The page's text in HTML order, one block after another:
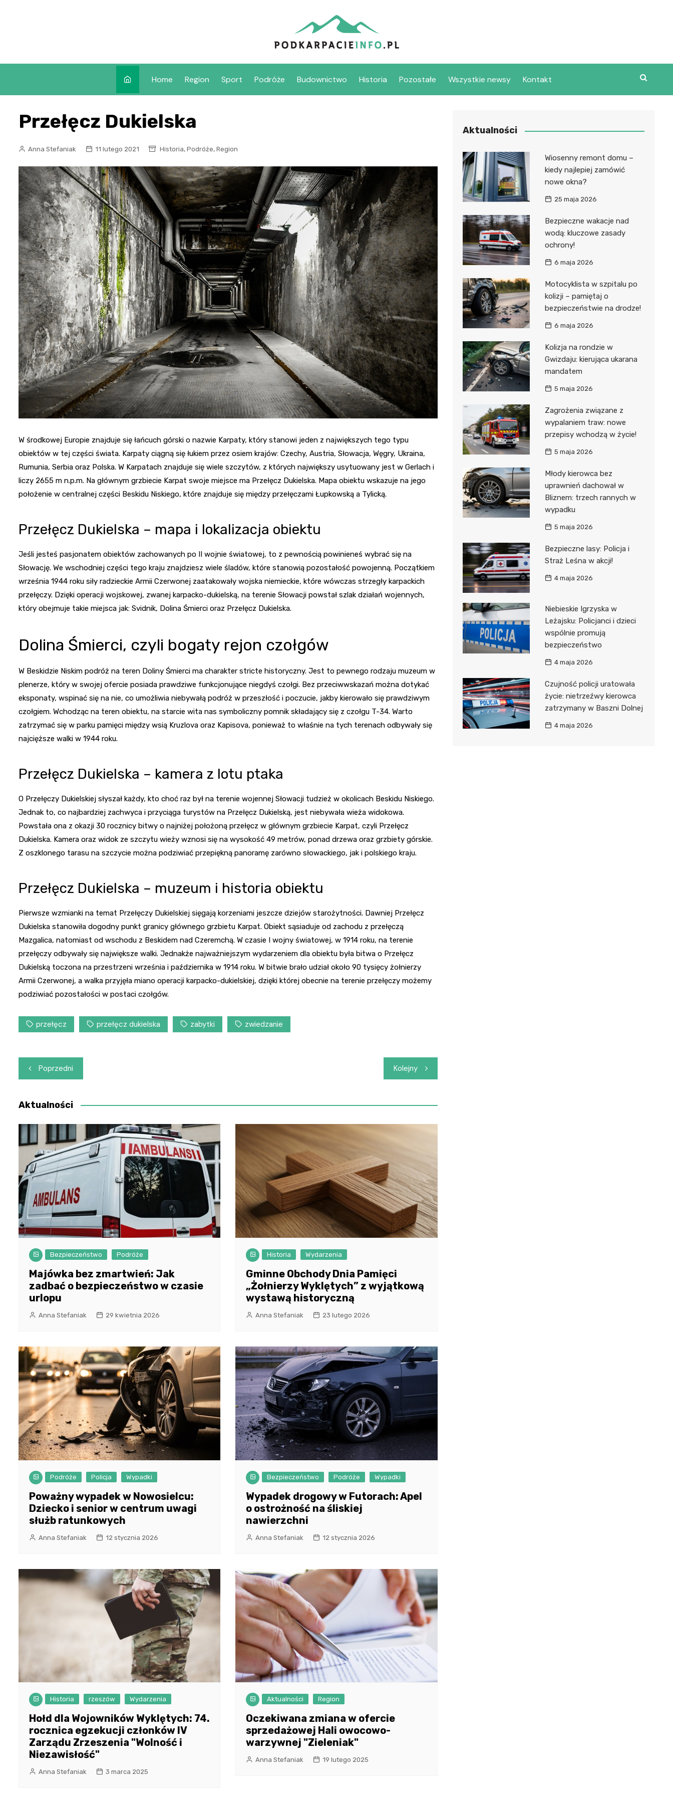
Home Region Sport Podróże Budownictwo Historia Pozostałe Wszystkie newsy Kontakt
Przełęcz Dukielska
Anna Stefaniak 11 lutego 2021 Historia, Podróże, Region
W środkowej Europie znajduje się łańcuch górski o nazwie Karpaty, który stanowi jeden z największych tego typu
obiektów w tej części świata. Karpaty ciągną się łukiem przez osiem krajów: Czechy, Austria, Słowacja, Węgry, Ukraina,
Rumunia, Serbia oraz Polska. W Karpatach znajduje się wiele szczytów, z których największy usytuowany jest w Gerlach i
liczy 2655 m n.p.m. Na głównym grzbiecie Karpat swoje miejsce ma Przełęcz Dukielska. Mapa obiektu wskazuje na jego
położenie w centralnej części Beskidu Niskiego, które znajduje się między przełęczami Łupkowską a Tylicką.
Przełęcz Dukielska – mapa i lokalizacja obiektu
Jeśli jesteś pasjonatem obiektów zachowanych po II wojnie światowej, to z pewnością powinieneś wybrać się na
Słowację. We wschodniej części tego kraju znajdziesz wiele śladów, które stanowią pozostałość powojenną. Początkiem
września 1944 roku siły radzieckie Armii Czerwonej zaatakowały wojska niemieckie, które wówczas strzegły karpackich
przełęczy. Dzięki operacji wojskowej, zwanej karpacko-dukielską, na terenie Słowacji powstał szlak działań wojennych,
który obejmuje takie miejsca jak: Svidnik, Dolina Śmierci oraz Przełęcz Dukielska.
Dolina Śmierci, czyli bogaty rejon czołgów
W Beskidzie Niskim podróż na teren Doliny Śmierci ma charakter stricte historyczny. Jest to pewnego rodzaju muzeum w
plenerze, który w swojej ofercie posiada prawdziwe funkcjonujące niegdyś czołgi. Bez przeciwwskazań można dotykać
eksponaty, wspinać się na nie, co umożliwia niebywałą podróż w przeszłość i poczucie, jakby kierowało się prawdziwym
czołgiem. Wchodząc na teren obiektu, na starcie wita nas symboliczny pomnik składający się z czołgu T-34. Warto
zatrzymać się w parku pamięci między wsią Kruzlova oraz Kapisova, ponieważ to właśnie na tych terenach odbywały się
najcięższe walki w 1944 roku.
Przełęcz Dukielska – kamera z lotu ptaka
O Przełęczy Dukielskiej słyszał każdy, kto choć raz był na terenie wojennej Słowacji tudzież w okolicach Beskidu Niskiego.
Jednak to, co najbardziej zachwyca i przyciąga turystów na Przełęcz Dukielską, jest niebywała wieża widokowa.
Powstała ona z okazji 30 rocznicy bitwy o najniżej położoną przełęcz w głównym grzbiecie Karpat, czyli Przełęcz
Dukielska. Kamera oraz widok ze szczytu wieży wznosi się na wysokość 49 metrów, ponad drzewa oraz grzbiety górskie.
Z oszklonego tarasu na szczycie można podziwiać przepiękną panoramę zarówno słowackiego, jak i polskiego kraju.
Przełęcz Dukielska – muzeum i historia obiektu
Pierwsze wzmianki na temat Przełęczy Dukielskiej sięgają korzeniami jeszcze dziejów starożytności. Dawniej Przełęcz
Dukielska stanowiła dogodny punkt granicy głównego grzbietu Karpat. Obiekt sąsiaduje od zachodu z przełęczą
Mazgalica, natomiast od wschodu z Beskidem nad Czeremchą. W czasie I wojny światowej, w 1914 roku, na terenie
przełęczy odbywały się największe walki. Jednakże najważniejszym wydarzeniem dla obiektu była bitwa o Przełęcz
Dukielską toczona na przestrzeni września i października w 1914 roku. W bitwie brało udział około 90 tysięcy żołnierzy
Armii Czerwonej, a walka przyjęła miano operacji karpacko-dukielskiej, dzięki której obecnie na terenie przełęczy możemy
podziwiać pozostałości w postaci czołgów.
przełęcz przełęcz dukielska zabytki zwiedzanie
Nawigacja
wpisu
Poprzedni Kolejny
Aktualności
Bezpieczeństwo Podróże
Majówka bez zmartwień: Jak
zadbać o bezpieczeństwo w czasie
urlopu
Anna Stefaniak 29 kwietnia 2026
Historia Wydarzenia
Gminne Obchody Dnia Pamięci
„Żołnierzy Wyklętych” z wyjątkową
wystawą historyczną
Anna Stefaniak 23 lutego 2026
Podróże Policja Wypadki
Poważny wypadek w Nowosielcu:
Dziecko i senior w centrum uwagi
służb ratunkowych
Anna Stefaniak 12 stycznia 2026
Bezpieczeństwo Podróże Wypadki
Wypadek drogowy w Futorach: Apel
o ostrożność na śliskiej
nawierzchni
Anna Stefaniak 12 stycznia 2026
Historia rzeszów Wydarzenia
Hołd dla Wojowników Wyklętych: 74.
rocznica egzekucji członków IV
Zarządu Zrzeszenia "Wolność i
Niezawisłość"
Anna Stefaniak 3 marca 2025
Aktualności Region
Oczekiwana zmiana w ofercie
sprzedażowej Hali owocowo-
warzywnej "Zieleniak"
Anna Stefaniak 19 lutego 2025
Aktualności
Wiosenny remont domu –
kiedy najlepiej zamówić
nowe okna?
25 maja 2026
Bezpieczne wakacje nad
wodą: kluczowe zasady
ochrony!
6 maja 2026
Motocyklista w szpitalu po
kolizji – pamiętaj o
bezpieczeństwie na drodze!
6 maja 2026
Kolizja na rondzie w
Gwizdaju: kierująca ukarana
mandatem
5 maja 2026
Zagrożenia związane z
wypalaniem traw: nowe
przepisy wchodzą w życie!
5 maja 2026
Młody kierowca bez
uprawnień dachował w
Bliznem: trzech rannych w
wypadku
5 maja 2026
Bezpieczne lasy: Policja i
Straż Leśna w akcji!
4 maja 2026
Niebieskie Igrzyska w
Leżajsku: Policjanci i dzieci
wspólnie promują
bezpieczeństwo
4 maja 2026
Czujność policji uratowała
życie: nietrzeźwy kierowca
zatrzymany w Baszni Dolnej
4 maja 2026